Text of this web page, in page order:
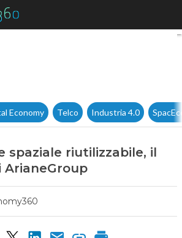
Un lanciatore spaziale
Economy Telco Industria 4.0
spaziale riutilizzabile, il